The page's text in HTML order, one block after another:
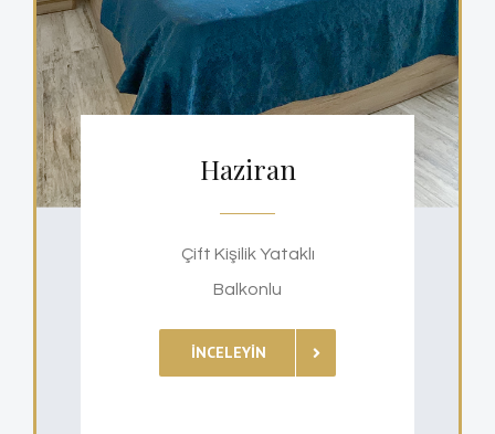
Haziran
Çift Kişilik Yataklı
Balkonlu
İNCELEYIN